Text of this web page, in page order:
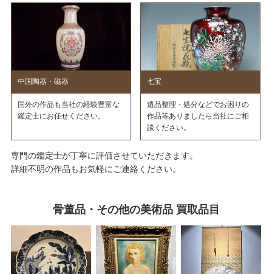
中国陶器・磁器
国外の作品も当社の経験豊富な
鑑定士にお任せください。
七宝
遺品整理・処分などでお困りの
作品等ありましたら当社にご相
談ください。
専門の鑑定士が丁寧に評価させていただきます。
詳細不明の作品もお気軽にご連絡ください。
骨董品・その他の美術品 買取品目